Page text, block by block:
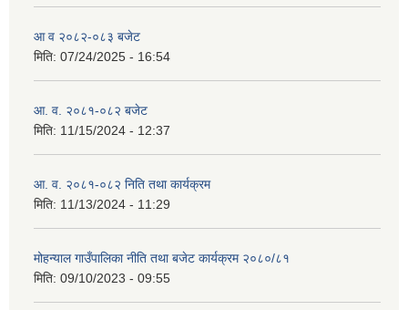
आ व २०८२-०८३ बजेट
मिति: 07/24/2025 - 16:54
आ. व. २०८१-०८२ बजेट
मिति: 11/15/2024 - 12:37
आ. व. २०८१-०८२ निति तथा कार्यक्रम
मिति: 11/13/2024 - 11:29
मोहन्याल गाउँपालिका नीति तथा बजेट कार्यक्रम २०८०/८१
मिति: 09/10/2023 - 09:55